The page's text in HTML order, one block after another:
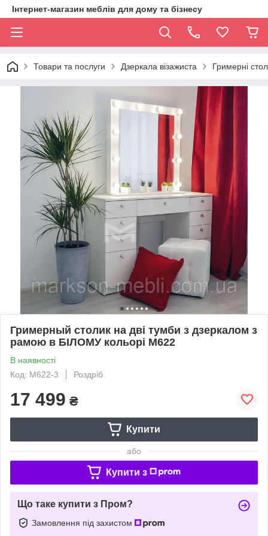
Інтернет-магазин меблів для дому та бізнесу
Товари та послуги Дзеркала візажиста Гримерні
Гримерный столик на дві тумби з дзеркалом з
рамою в БІЛОМУ кольорі М622
В наявності
Код: М622-3
Роздріб
17 499 ₴
Купити
або
Купити з
Що таке купити з Пром?
Замовлення під захистом